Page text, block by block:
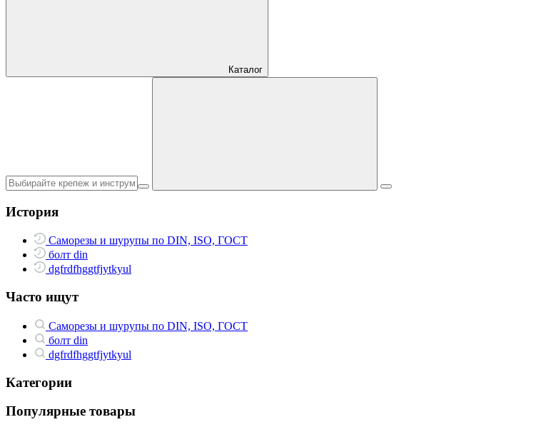
Каталог
История
Саморезы и шурупы по DIN, ISO, ГОСТ
болт din
dgfrdfhggtfjytkyul
Часто ищут
Саморезы и шурупы по DIN, ISO, ГОСТ
болт din
dgfrdfhggtfjytkyul
Категории
Популярные товары